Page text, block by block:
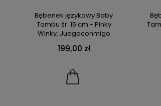
Bębenek językowy Baby
Tambu śr. 15 cm - Pinky
Winky, Juegaconmigo
199,00 zł